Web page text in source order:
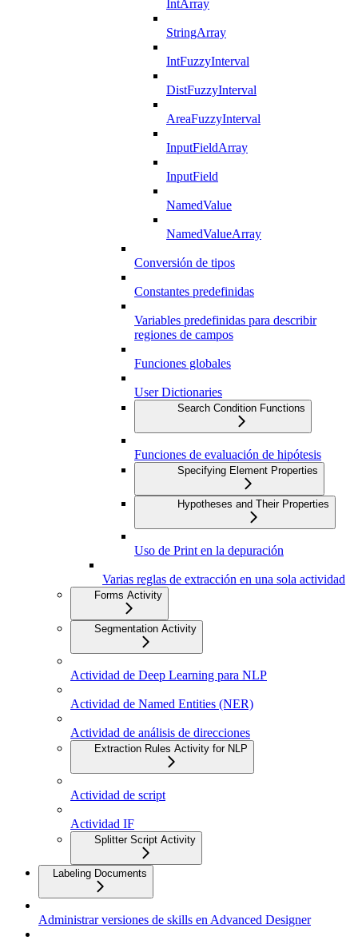
IntArray
StringArray
IntFuzzyInterval
DistFuzzyInterval
AreaFuzzyInterval
InputFieldArray
InputField
NamedValue
NamedValueArray
Conversión de tipos
Constantes predefinidas
Variables predefinidas para describir
regiones de campos
Funciones globales
User Dictionaries
Search Condition Functions
Funciones de evaluación de hipótesis
Specifying Element Properties
Hypotheses and Their Properties
Uso de Print en la depuración
Varias reglas de extracción en una sola actividad
Forms Activity
Segmentation Activity
Actividad de Deep Learning para NLP
Actividad de Named Entities (NER)
Actividad de análisis de direcciones
Extraction Rules Activity for NLP
Actividad de script
Actividad IF
Splitter Script Activity
Labeling Documents
Administrar versiones de skills en Advanced Designer